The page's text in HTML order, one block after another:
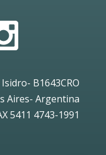
B1643CRO
Aires- Argentina
5411 4743-1991